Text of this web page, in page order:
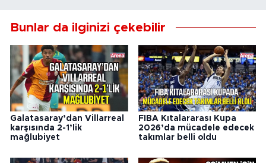
Bunlar da ilginizi çekebilir
Galatasaray’dan Villarreal
karşısında 2-1’lik
mağlubiyet
FIBA Kıtalararası Kupa
2026’da mücadele edecek
takımlar belli oldu